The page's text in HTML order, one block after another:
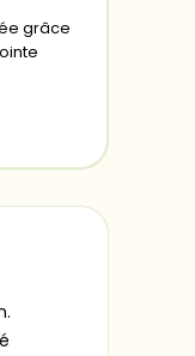
grâce